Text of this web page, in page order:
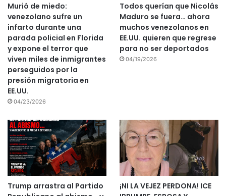
Murió de miedo:
venezolano sufre un
infarto durante una
parada policial en Florida
y expone el terror que
viven miles de inmigrantes
perseguidos por la
presión migratoria en
EE.UU.
04/23/2026
Todos querían que Nicolás
Maduro se fuera… ahora
muchos venezolanos en
EE.UU. quieren que regrese
para no ser deportados
04/19/2026
Trump arrastra al Partido
¡NI LA VEJEZ PERDONA! ICE